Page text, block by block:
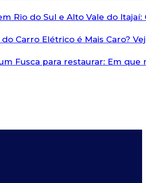
Rio do Sul e Alto Vale do
Carro Elétrico é Mais Caro?
Fusca para restaurar: Em